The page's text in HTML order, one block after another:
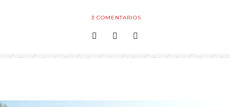
3 COMENTARIOS